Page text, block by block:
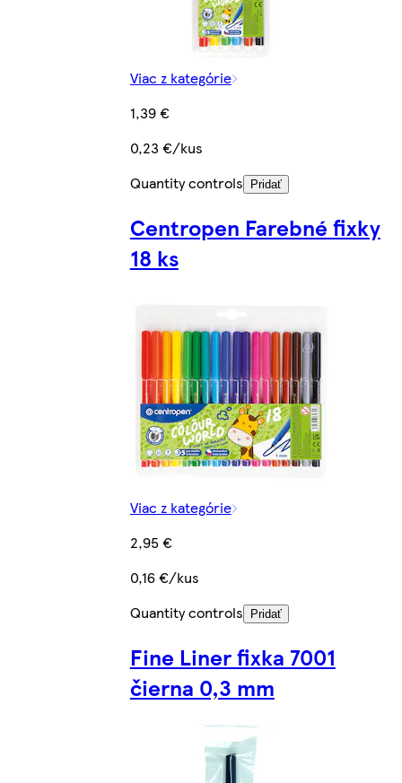
Viac z kategórie
1,39 €
0,23 €/kus
Quantity controls
Pridať
Centropen Farebné fixky
18 ks
Viac z kategórie
2,95 €
0,16 €/kus
Quantity controls
Pridať
Fine Liner fixka 7001
čierna 0,3 mm